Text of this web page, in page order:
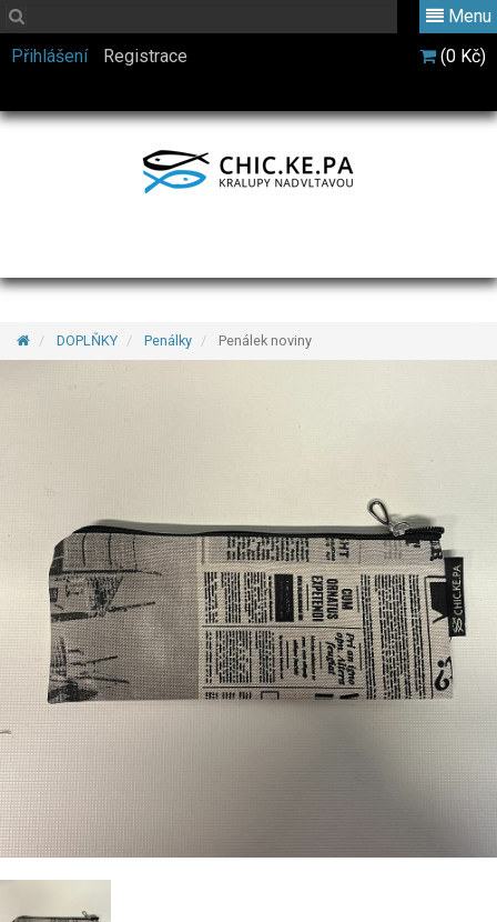
Menu
Přihlášení
Registrace (0 Kč)
DOPLŇKY Penálky Penálek noviny